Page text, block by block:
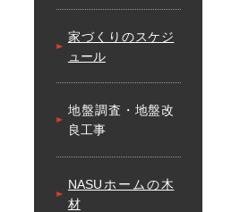
家づくりのスケジ
ュール
地盤調査・地盤改
良工事
NASUホームの木
材